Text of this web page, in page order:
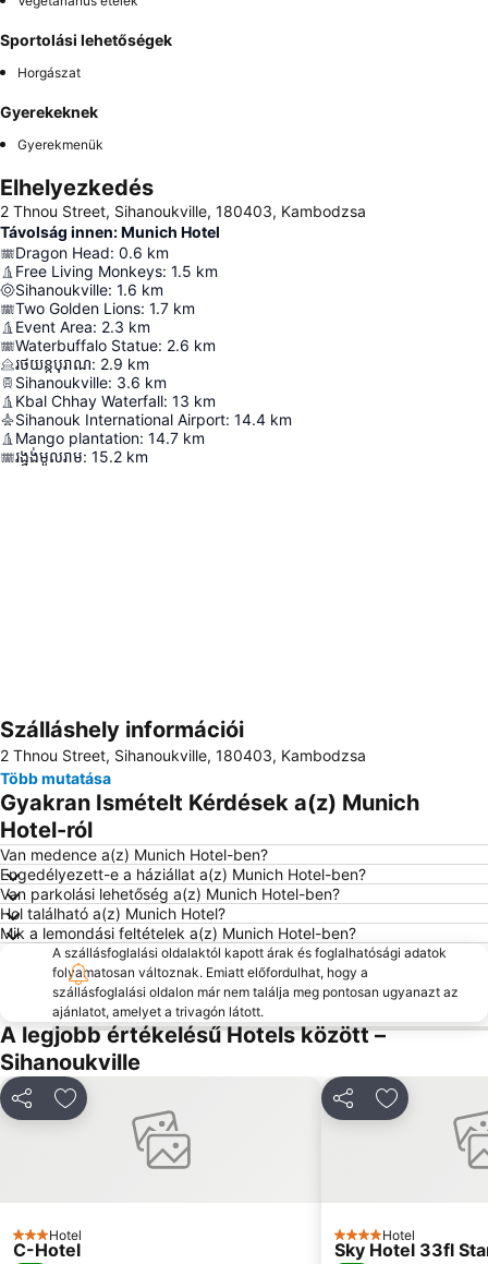
Sportolási lehetőségek
Horgászat
Gyerekeknek
Gyerekmenük
Elhelyezkedés
2 Thnou Street, Sihanoukville, 180403, Kambodzsa
Távolság innen: Munich Hotel
Dragon Head: 0.6 km
Free Living Monkeys: 1.5 km
Sihanoukville: 1.6 km
Two Golden Lions: 1.7 km
Event Area: 2.3 km
Waterbuffalo Statue: 2.6 km
រថយន្តបុរាណ: 2.9 km
Sihanoukville: 3.6 km
Kbal Chhay Waterfall: 13 km
Sihanouk International Airport: 14.4 km
Mango plantation: 14.7 km
រង្វង់មូលរាម: 15.2 km
Nagy méretű térkép
Szálláshely információi
2 Thnou Street, Sihanoukville, 180403, Kambodzsa
Több mutatása
Gyakran Ismételt Kérdések a(z) Munich
Hotel-ról
Van medence a(z) Munich Hotel-ben?
Engedélyezett-e a háziállat a(z) Munich Hotel-ben?
Van parkolási lehetőség a(z) Munich Hotel-ben?
Hol található a(z) Munich Hotel?
Mik a lemondási feltételek a(z) Munich Hotel-ben?
A szállásfoglalási oldalaktól kapott árak és foglalhatósági adatok
folyamatosan változnak. Emiatt előfordulhat, hogy a
szállásfoglalási oldalon már nem találja meg pontosan ugyanazt az
ajánlatot, amelyet a trivagón látott.
A legjobb értékelésű Hotels között –
Sihanoukville
MegosztásHozzáadás a kedvencekhez
3 Kategória
Hotel
C-Hotel
MegosztásHozzáadás
4 Kategória
Hotel
Sky Hotel 33fl